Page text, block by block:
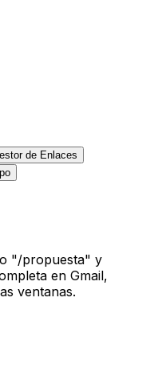
de Enlaces
"/propuesta" y
en Gmail,
ventanas.